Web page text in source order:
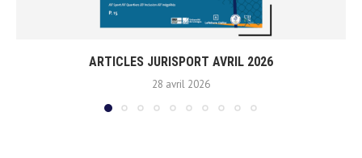
ARTICLES JURISPORT AVRIL 2026
28 avril 2026